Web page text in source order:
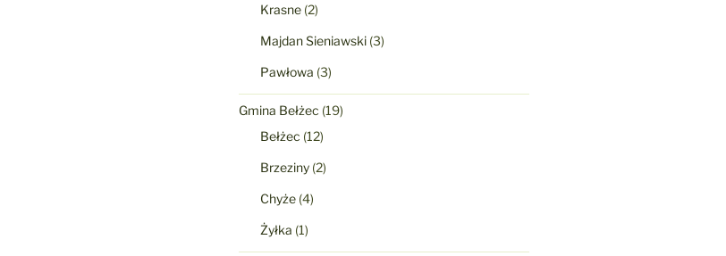
Krasne(2)
Majdan Sieniawski(3)
Pawłowa (3)
Gmina Bełżec (19)
Bełżec (12)
Brzeziny(2)
Chyże(4)
Żyłka (1)